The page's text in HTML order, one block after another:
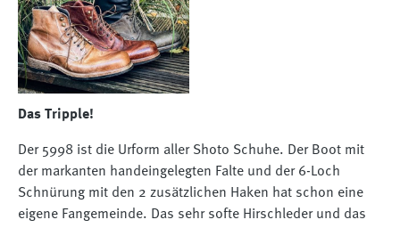
Das Tripple!⠀⠀⠀⠀⠀⠀⠀⠀⠀
Der 5998 ist die Urform aller Shoto Schuhe. Der Boot mit
der markanten handeingelegten Falte und der 6-Loch
Schnürung mit den 2 zusätzlichen Haken hat schon eine
eigene Fangemeinde. Das sehr softe Hirschleder und das